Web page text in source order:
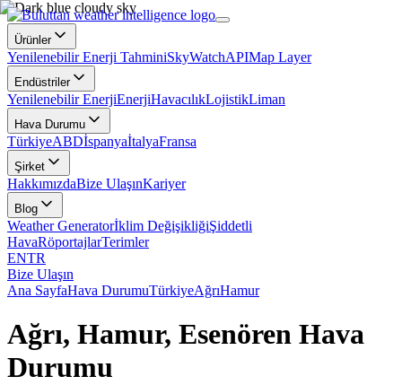
Ürünler
Yenilenebilir Enerji TahminiSkyWatchAPIMap Layer
Endüstriler
Yenilenebilir EnerjiEnerjiHavacılıkLojistikLiman
Hava Durumu
TürkiyeABDİspanyaİtalyaFransa
Şirket
HakkımızdaBize UlaşınKariyer
Blog
Weather Generatorİklim DeğişikliğiŞiddetli
HavaRöportajlarTerimler
ENTR
Bize Ulaşın
Ana SayfaHava DurumuTürkiyeAğrıHamur
Ağrı, Hamur, Esenören Hava
Durumu